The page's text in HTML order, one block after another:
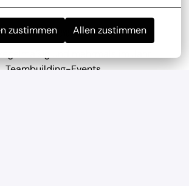
zustimmen Allen zustimmen
Mitarbeiterevents
Teambuilding-Events